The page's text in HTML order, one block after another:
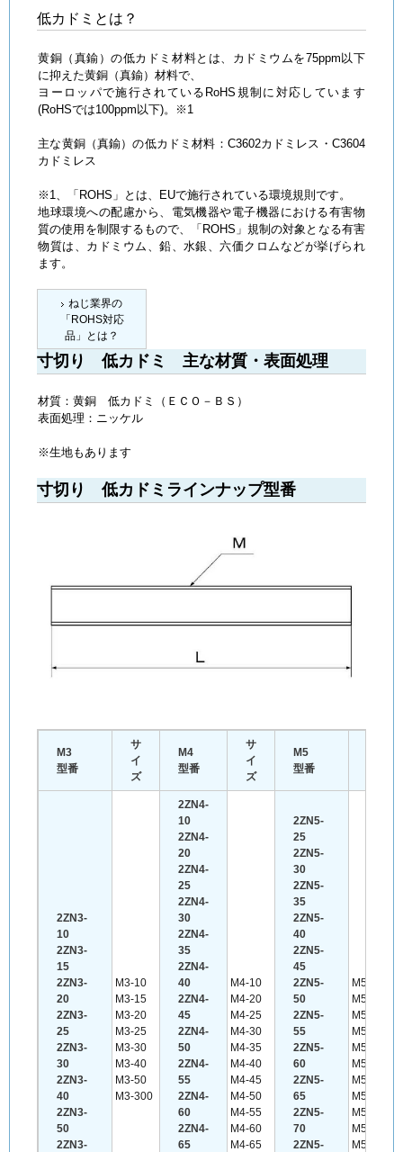
低カドミとは？
黄銅（真鍮）の低カドミ材料とは、カドミウムを75ppm以下
に抑えた黄銅（真鍮）材料で、
ヨーロッパで施行されているRoHS規制に対応しています
(RoHSでは100ppm以下)。※1
主な黄銅（真鍮）の低カドミ材料：C3602カドミレス・C3604
カドミレス
※1、「ROHS」とは、EUで施行されている環境規則です。
地球環境への配慮から、電気機器や電子機器における有害物
質の使用を制限するもので、「ROHS」規制の対象となる有害
物質は、カドミウム、鉛、水銀、六価クロムなどが挙げられ
ます。
ねじ業界の
「ROHS対応
品」とは？
寸切り 低カドミ 主な材質・表面処理
材質：黄銅 低カドミ（ＥＣＯ－ＢＳ）
表面処理：ニッケル
※生地もあります
寸切り 低カドミラインナップ型番
M3
型番
サ
イ
ズ
M4
型番
サ
イ
ズ
M5
型番
2ZN3-
10
2ZN3-
15
2ZN3-
20
2ZN3-
25
2ZN3-
30
2ZN3-
40
2ZN3-
50
2ZN3-
M3-10
M3-15
M3-20
M3-25
M3-30
M3-40
M3-50
M3-300
2ZN4-
10
2ZN4-
20
2ZN4-
25
2ZN4-
30
2ZN4-
35
2ZN4-
40
2ZN4-
45
2ZN4-
50
2ZN4-
55
2ZN4-
60
2ZN4-
65
M4-10
M4-20
M4-25
M4-30
M4-35
M4-40
M4-45
M4-50
M4-55
M4-60
M4-65
2ZN5-
25
2ZN5-
30
2ZN5-
35
2ZN5-
40
2ZN5-
45
2ZN5-
50
2ZN5-
55
2ZN5-
60
2ZN5-
65
2ZN5-
70
2ZN5-
M5-25
M5-30
M5-35
M5-40
M5-45
M5-50
M5-55
M5-60
M5-65
M5-70
M5-75